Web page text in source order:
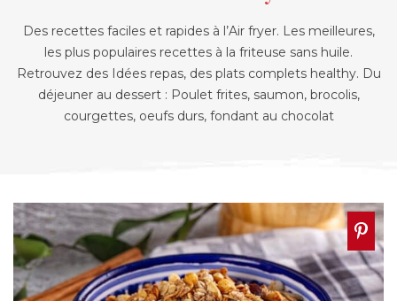
Des recettes faciles et rapides à l’Air fryer. Les meilleures,
les plus populaires recettes à la friteuse sans huile.
Retrouvez des Idées repas, des plats complets healthy. Du
déjeuner au dessert : Poulet frites, saumon, brocolis,
courgettes, oeufs durs, fondant au chocolat